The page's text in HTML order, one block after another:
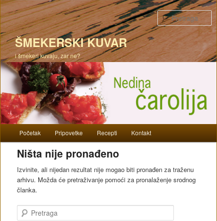
ŠMEKERSKI KUVAR
i šmekeri kuvaju, zar ne?
Skoči na primarni sadržaj
Skoči na sekundarni sadržaj
Početak Pripovetke Recepti Kontakt
Ništa nije pronađeno
Izvinite, ali nijedan rezultat nije mogao biti pronađen za traženu
arhivu. Možda će pretraživanje pomoći za pronalaženje srodnog
članka.
Pretraga